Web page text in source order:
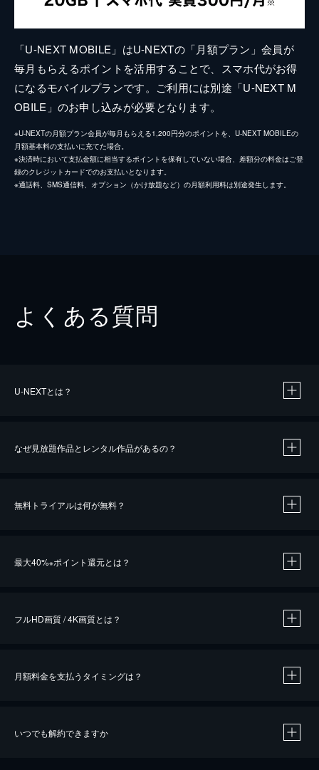
「U-NEXT MOBILE」はU-NEXTの「月額プラン」会員が
毎月もらえるポイントを活用することで、スマホ代がお得
になるモバイルプランです。ご利用には別途「U-NEXT M
OBILE」のお申し込みが必要となります。
※U-NEXTの月額プラン会員が毎月もらえる1,200円分のポイントを、U-NEXT MOBILEの
月額基本料の支払いに充てた場合。
※決済時において支払金額に相当するポイントを保有していない場合、差額分の料金はご登
録のクレジットカードでのお支払いとなります。
※通話料、SMS通信料、オプション（かけ放題など）の月額利用料は別途発生します。
よくある質問
U-NEXTとは？
なぜ見放題作品とレンタル作品があるの？
無料トライアルは何が無料？
最大40%※ポイント還元とは？
※40％ポイント還元の対象は、クレジットカード決済による作品の購入 / レンタルです。
フルHD画質 / 4K画質とは？
月額料金を支払うタイミングは？
いつでも解約できますか